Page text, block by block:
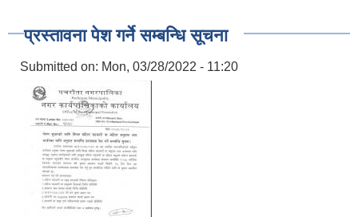
प्रस्तावना पेश गर्ने सम्बन्धि सूचना
Submitted on: Mon, 03/28/2022 - 11:20